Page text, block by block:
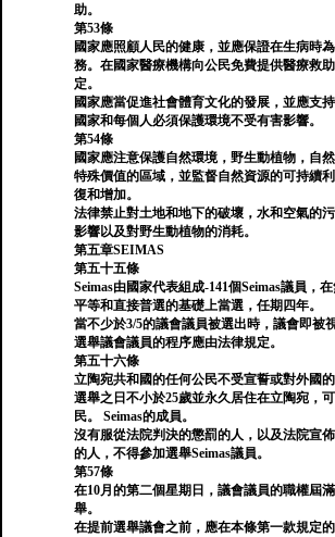
助。
第53條
國家應照顧人民的健康，並應保證在生病時
務。在國家醫療機構向公民免費提供醫療救
定。
國家應當促進社會體育文化的發展，並應支持
國家和每個人必須保護環境不受有害影響。
第54條
國家應注意保護自然環境，野生動植物，自
特殊價值的區域，並監督自然資源的可持續
復和增加。
法律禁止對土地和地下的破壞，水和空氣的
影響以及對野生動植物的消耗。
第五章SEIMAS
第五十五條
Seimas由國家代表組成-141個Seimas議員，
平等和直接普選的基礎上當選，任期四年。
當不少於3/5的議會議員被選出時，議會即被
選舉議會議員的程序應由法律規定。
第五十六條
立陶宛共和國的任何公民不受宣誓或對外國
選舉之日不小於25歲並永久居住在立陶宛，
民。 Seimas的成員。
沒有服從法院判決的懲罰的人，以及法院宣
的人，不得參加選舉Seimas議員。
第57條
在10月的第二個星期日，議會議員的職權屆
舉。
在提前選舉議會之前，應在本條第一款規定